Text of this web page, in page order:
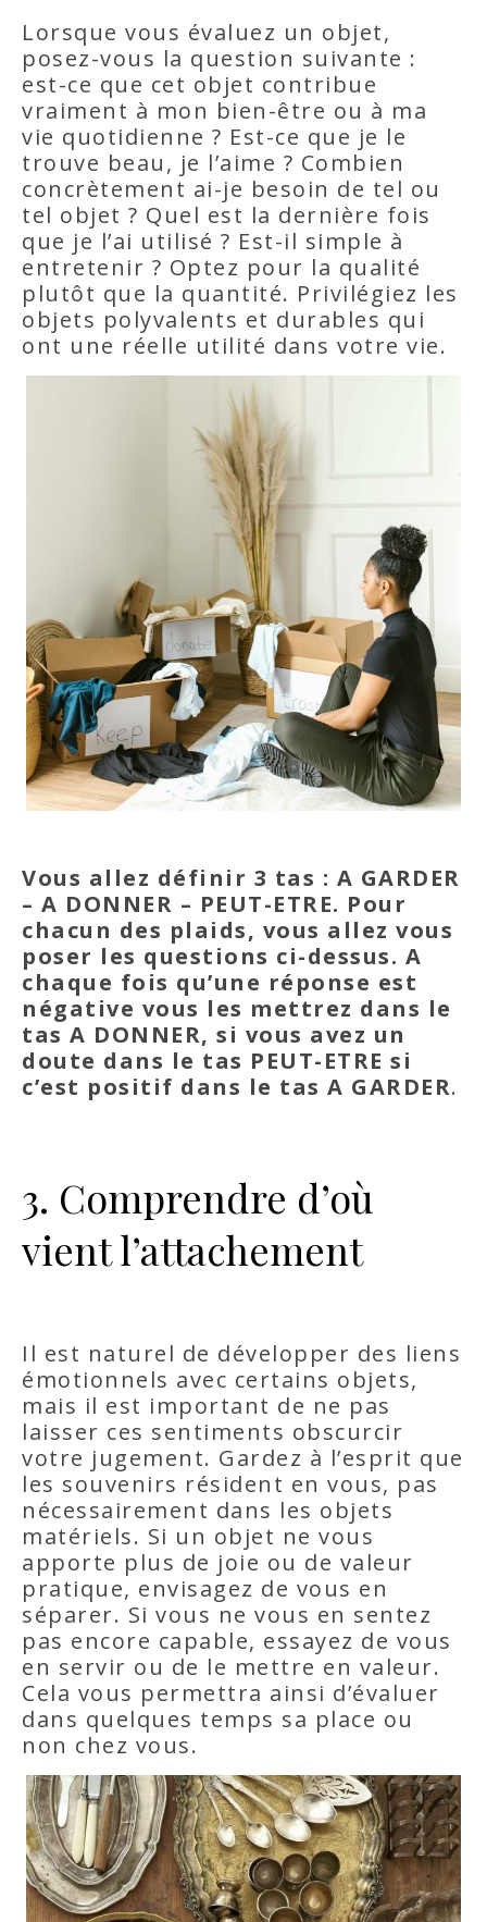
Lorsque vous évaluez un objet,
posez-vous la question suivante :
est-ce que cet objet contribue
vraiment à mon bien-être ou à ma
vie quotidienne ? Est-ce que je le
trouve beau, je l’aime ? Combien
concrètement ai-je besoin de tel ou
tel objet ? Quel est la dernière fois
que je l’ai utilisé ? Est-il simple à
entretenir ? Optez pour la qualité
plutôt que la quantité. Privilégiez les
objets polyvalents et durables qui
ont une réelle utilité dans votre vie.
Vous allez définir 3 tas : A GARDER
– A DONNER – PEUT-ETRE. Pour
chacun des plaids, vous allez vous
poser les questions ci-dessus. A
chaque fois qu’une réponse est
négative vous les mettrez dans le
tas A DONNER, si vous avez un
doute dans le tas PEUT-ETRE si
c’est positif dans le tas A GARDER.
3. Comprendre d’où
vient l’attachement
Il est naturel de développer des liens
émotionnels avec certains objets,
mais il est important de ne pas
laisser ces sentiments obscurcir
votre jugement. Gardez à l’esprit que
les souvenirs résident en vous, pas
nécessairement dans les objets
matériels. Si un objet ne vous
apporte plus de joie ou de valeur
pratique, envisagez de vous en
séparer. Si vous ne vous en sentez
pas encore capable, essayez de vous
en servir ou de le mettre en valeur.
Cela vous permettra ainsi d’évaluer
dans quelques temps sa place ou
non chez vous.